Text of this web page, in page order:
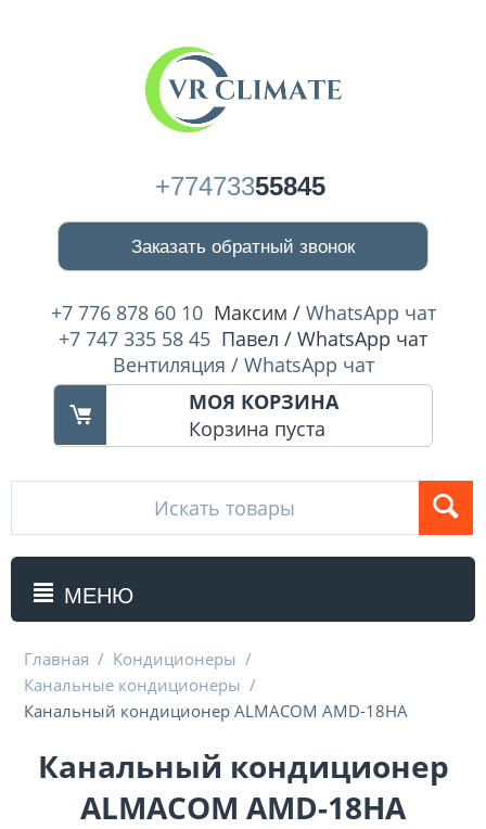
+77473355845
Заказать обратный звонок
+7 776 878 60 10 Максим / WhatsApp чат
+7 747 335 58 45 Павел / WhatsApp чат
Вентиляция / WhatsApp чат
МОЯ КОРЗИНА
Корзина пуста
МЕНЮ
Главная / Кондиционеры /
Канальные кондиционеры /
Канальный кондиционер ALMACOM AMD-18HA
Канальный кондиционер
ALMACOM AMD-18HA